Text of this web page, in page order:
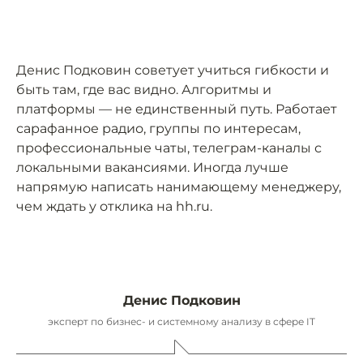
Денис Подковин советует учиться гибкости и
быть там, где вас видно. Алгоритмы и
платформы — не единственный путь. Работает
сарафанное радио, группы по интересам,
профессиональные чаты, телеграм-каналы с
локальными вакансиями. Иногда лучше
напрямую написать нанимающему менеджеру,
чем ждать у отклика на hh.ru.
Денис Подковин
эксперт по бизнес- и системному анализу в сфере IT